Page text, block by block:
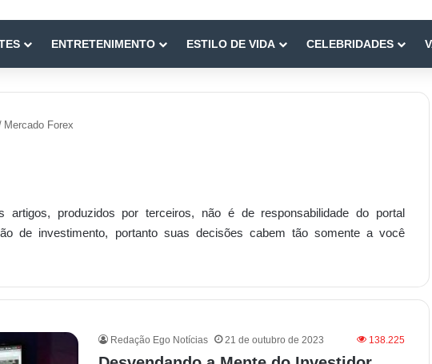
ENTRETENIMENTO ESTILO DE VIDA CELEBRIDADES
Mercado Forex
artigos, produzidos por terceiros, não é de responsabilidade do portal
de investimento, portanto suas decisões cabem tão somente a você
Redação Ego Notícias 21 de outubro de 2023 138.225